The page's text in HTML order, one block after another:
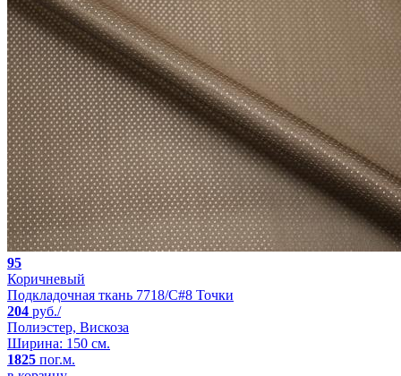
95
Коричневый
Подкладочная ткань 7718/C#8 Точки
204 руб./
Полиэстер, Вискоза
Ширина: 150 см.
1825 пог.м.